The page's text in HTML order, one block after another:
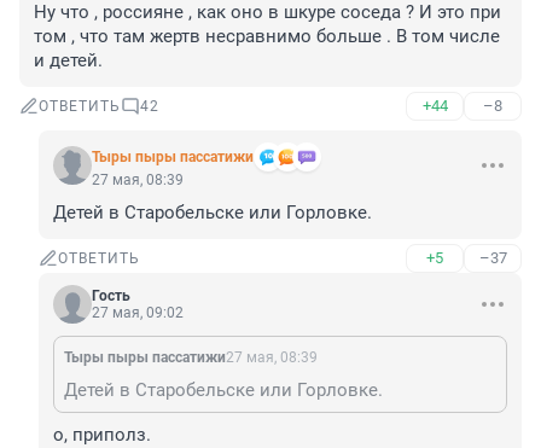
Ну что , россияне , как оно в шкуре соседа ? И это при
том , что там жертв несравнимо больше . В том числе
и детей.
ОТВЕТИТЬ 42 +44 –8
Тыры пыры пассатижи
27 мая, 08:39
Детей в Старобельске или Горловке.
ОТВЕТИТЬ +5 –37
Гость
27 мая, 09:02
Тыры пыры пассатижи27 мая, 08:39
Детей в Старобельске или Горловке.
о, приполз.